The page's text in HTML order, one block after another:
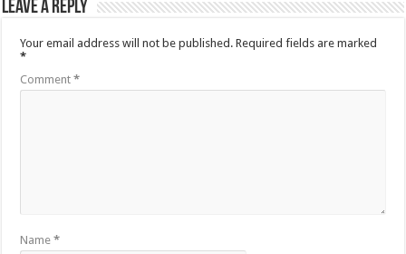
Leave a Reply
Your email address will not be published. Required fields are marked
*
Comment*
Name*